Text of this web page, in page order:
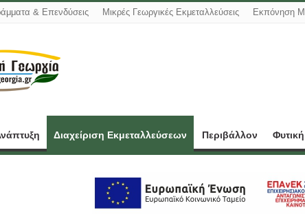
& Επενδύσεις Μικρές Γεωργικές Εκμεταλλεύσεις Εκπόνηση
Διαχείριση Εκμεταλλεύσεων Περιβάλλον